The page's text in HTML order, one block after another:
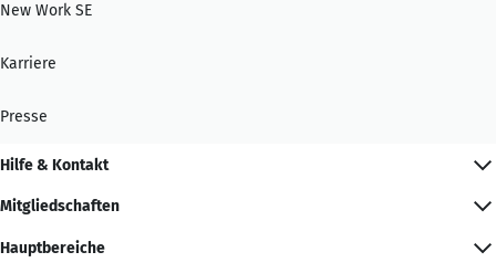
New Work SE
Karriere
Presse
Hilfe & Kontakt
Mitgliedschaften
Hauptbereiche